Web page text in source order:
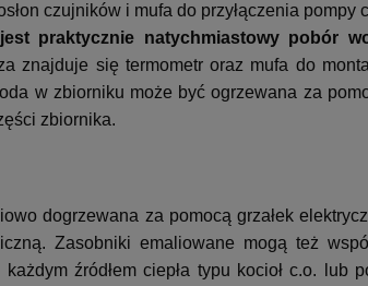
czujników i mufa do przyłączenia pompy
praktycznie natychmiastowy pobór
znajduje się termometr oraz mufa do
w zbiorniku może być ogrzewana za
zbiornika.
dogrzewana za pomocą grzałek
Zasobniki emaliowane mogą też
źródłem ciepła typu kocioł c.o. lub